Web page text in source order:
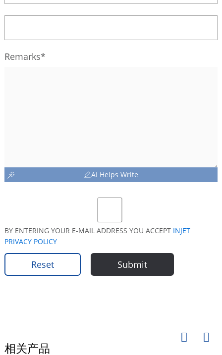
Remarks*
AI Helps Write
BY ENTERING YOUR E-MAIL ADDRESS YOU ACCEPT INJET
PRIVACY POLICY
Reset Submit
相关产品